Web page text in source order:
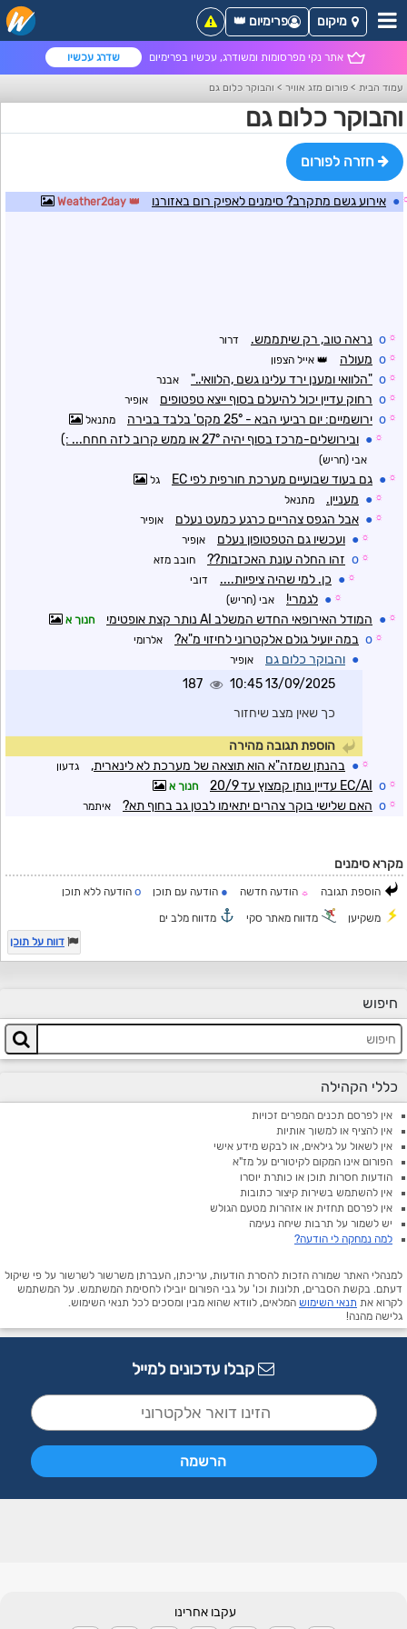
אתר נקי מפרסומות ומשודרג, עכשיו בפרימיום שדרג עכשיו
מיקום פרימיום 👑
עמוד הבית > פורום מזג אוויר > והבוקר כלום גם
והבוקר כלום גם
חזרה לפורום
● אירוע גשם מתקרב? סימנים לאפיק רום באזורנו
☼
o נראה טוב, רק שיתממש. דרור
☼
o מעולה אייל הצפון
☼
o "הלוואי ומענן ירד עלינו גשם ,הלוואי.." אבנר
☼
o רחוק עדיין יכול להיעלם בסוף ייצא טפטופים אןפיר
☼
o ירושמיים: יום רביעי הבא - 25° מקס' בלבד בבירה מתנאל
☼
● ובירושלים-מרכז בסוף יהיה 27° או ממש קרוב לזה חחח... :)
אבי (חריש)
☼
● גם בעוד שבועיים מערכת חורפית לפי EC גל
☼
● מעניין. מתנאל
☼
● אבל הגפס צהריים כרגע כמעט נעלם אןפיר
☼
● ועכשיו גם הטפטופון נעלם אןפיר
☼
o זהו החלה עונת האכזבות?? חובב מזא
☼
● כן. למי שהיה ציפיות.... דובי
☼
● לגמרי! אבי (חריש)
☼
● המודל האירופאי החדש המשלב AI נותר קצת אופטימי חנוך א
☼
o במה יועיל גולם אלקטרוני לחיזוי מ"א? אלרומי
● והבוקר כלום גם אןפיר
13/09/2025 10:45
187
כך שאין מצב שיחזור
הוספת תגובה מהירה
☼
● בהנתן שמזה"א הוא תוצאה של מערכת לא לינארית, גדעון
☼
o EC/AI עדיין נותן קמצוץ עד 20/9 חנוך א
☼
o האם שלישי בוקר צהרים יתאימו לבטן גב בחוף תא? איתמר
מקרא סימנים
הוספת תגובה ☼ הודעה חדשה ● הודעה עם תוכן o הודעה ללא תוכן
משקיען מדווח מאתר סקי
מדווח מלב ים
דווח על תוכן
חיפוש
כללי הקהילה
אין לפרסם תכנים המפרים זכויות
אין להציף או למשוך אותיות
אין לשאול על גילאים, או לבקש מידע אישי
הפורום אינו המקום לקיטורים על מז"א
הודעות חסרות תוכן או כותרת יוסרו
אין להשתמש בשירות קיצור כתובות
אין לפרסם תחזית או אזהרות מטעם הגולש
יש לשמור על תרבות שיחה נעימה
למה נמחקה לי הודעה?
למנהלי האתר שמורה הזכות להסרת הודעות, עריכתן, העברתן משרשור לשרשור על פי שיקול
דעתם. בקשת הסברים, תלונות וכו' על גבי הפורום יובילו לחסימת המשתמש. על המשתמש
לקרוא את תנאי השימוש המלאים, לוודא שהוא מבין ומסכים לכל תנאי השימוש.
גלישה מהנה!
קבלו עדכונים למייל
עקבו אחרינו